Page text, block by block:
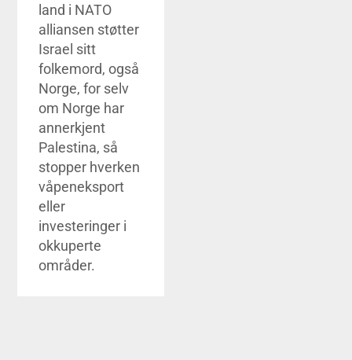
land i NATO
alliansen støtter
Israel sitt
folkemord, også
Norge, for selv
om Norge har
annerkjent
Palestina, så
stopper hverken
våpeneksport
eller
investeringer i
okkuperte
områder.